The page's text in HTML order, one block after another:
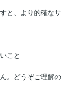
と、より的確なサ
こと
。どうぞご理解の